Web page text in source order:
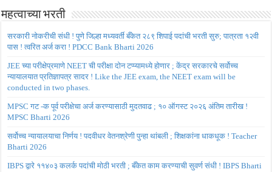
महत्वाच्या भरती
सरकारी नोकरीची संधी ! पुणे जिल्हा मध्यवर्ती बँकेत २८९ शिपाई पदांची भरती सुरु; पात्रता १२वी
पास ! त्वरित अर्ज करा ! PDCC Bank Bharti 2026
JEE च्या परीक्षेप्रमाणे NEET ची परीक्षा दोन टप्प्यामध्ये होणार ; केंद्र सरकारचे सर्वोच्च
न्यायालयात प्रतिज्ञापत्र सादर ! Like the JEE exam, the NEET exam will be
conducted in two phases.
MPSC गट -क पूर्व परीक्षेचा अर्ज करण्यासाठी मुदतवाढ ; १० ऑगस्ट २०२६ अंतिम तारीख !
MPSC Bharti 2026
सर्वोच्च न्यायालयाचा निर्णय ! पदवीधर वेतनश्रेणी पुन्हा थांबली ; शिक्षकांना धाकधूक ! Teacher
Bharti 2026
IBPS द्वारे ११४०३ कलर्क पदांची मोठी भरती ; बँकेत काम करण्याची सुवर्ण संधी ! IBPS Bharti